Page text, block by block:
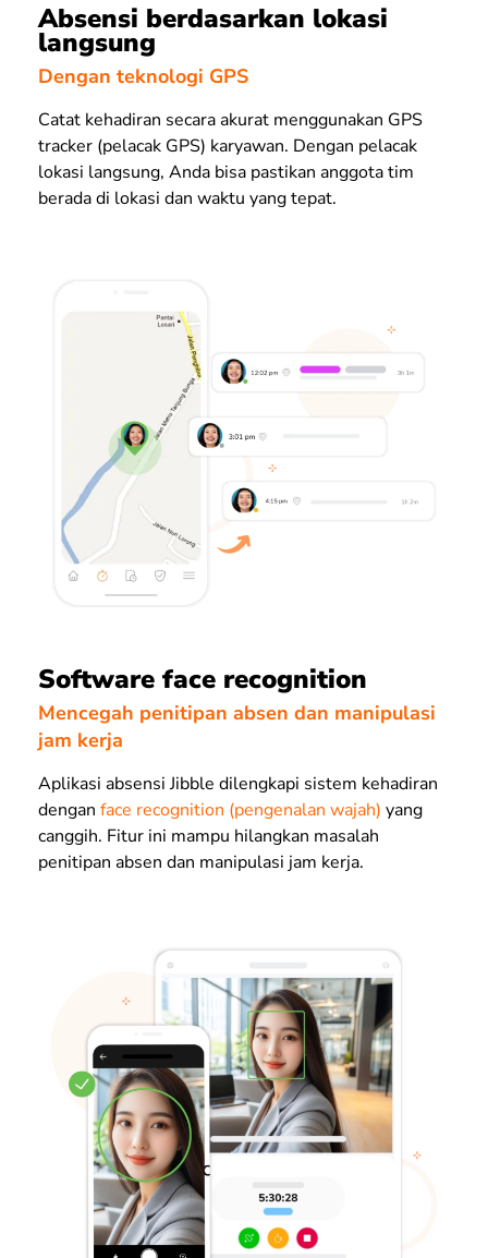
Absensi berdasarkan lokasi
langsung
Dengan teknologi GPS
Catat kehadiran secara akurat menggunakan GPS
tracker (pelacak GPS) karyawan. Dengan pelacak
lokasi langsung, Anda bisa pastikan anggota tim
berada di lokasi dan waktu yang tepat.
Software face recognition
Mencegah penitipan absen dan manipulasi
jam kerja
Aplikasi absensi Jibble dilengkapi sistem kehadiran
dengan face recognition (pengenalan wajah) yang
canggih. Fitur ini mampu hilangkan masalah
penitipan absen dan manipulasi jam kerja.